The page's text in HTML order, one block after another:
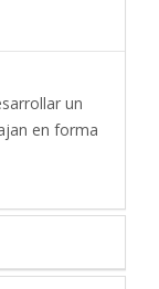
un
en forma